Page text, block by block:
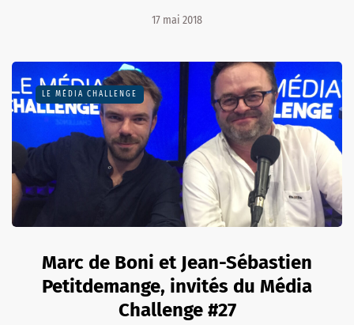
17 mai 2018
LE MÉDIA CHALLENGE
Marc de Boni et Jean-Sébastien
Petitdemange, invités du Média
Challenge #27